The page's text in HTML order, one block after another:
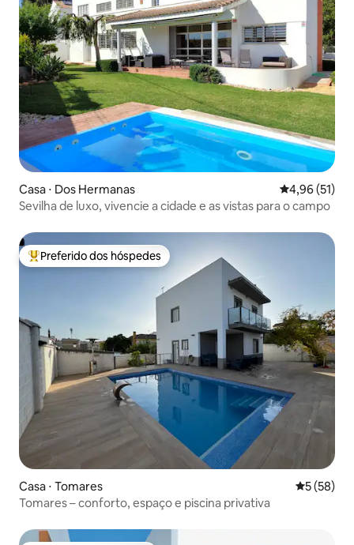
Casa ⋅ Dos Hermanas 4,96 de uma
4,96 (51)
Sevilha de luxo, vivencie a cidade e as vistas para o campo
Entre os melhores preferidos dos hóspedes
Preferido dos hóspedes
Casa ⋅ Tomares 5 de uma
5 (58)
Tomares – conforto, espaço e piscina privativa